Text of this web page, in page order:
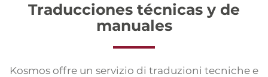
Interpretación a distancia
Traducciones técnicas y de
manuales
Kosmos offre un servizio di traduzioni tecniche e